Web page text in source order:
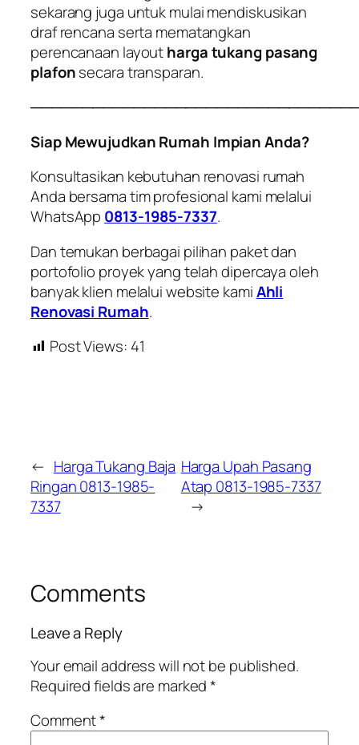
sekarang juga untuk mulai mendiskusikan
draf rencana serta mematangkan
perencanaan layoutharga tukang pasang
plafonsecara transparan.
Siap Mewujudkan Rumah Impian Anda?
Konsultasikan kebutuhan renovasi rumah
Anda bersama tim profesional kami melalui
WhatsApp 0813-1985-7337.
Dan temukan berbagai pilihan paket dan
portofolio proyek yang telah dipercaya oleh
banyak klien melalui website kamiAhli
Renovasi Rumah.
Post Views: 41
← Harga Tukang Baja
Ringan 0813-1985-
7337
Harga Upah Pasang
Atap 0813-1985-7337
→
Comments
Leave a Reply
Your email address will not be published.
Required fields are marked*
Comment*